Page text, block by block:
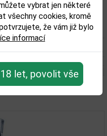
vybrat jen některé
všechny cookies, kromě
že vám již bylo
informací
let, povolit vše
40